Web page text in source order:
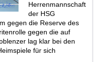
Herrenmannschaft
der HSG
gegen die Reserve des
gegen die auf
lag klar bei den
für sich